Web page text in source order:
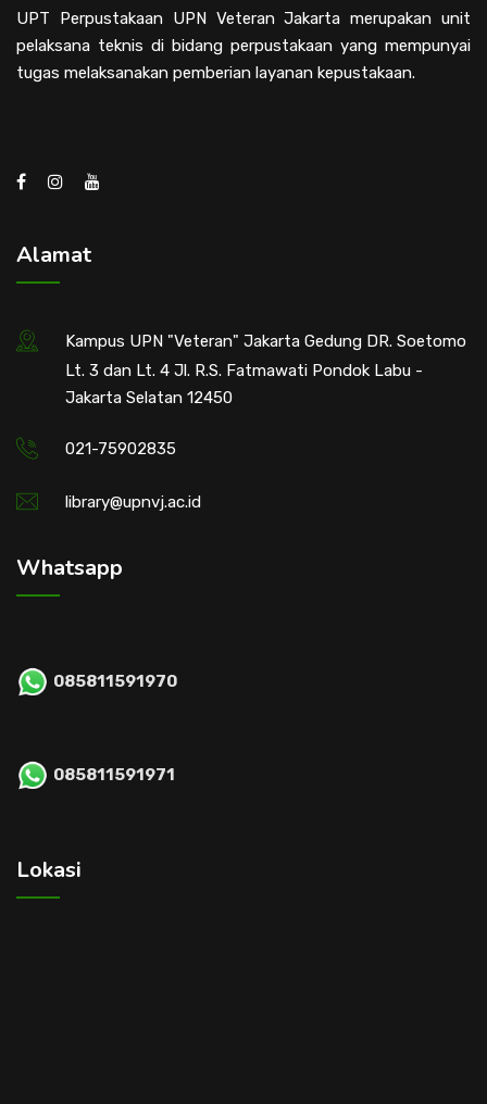
UPT Perpustakaan UPN Veteran Jakarta merupakan unit
pelaksana teknis di bidang perpustakaan yang mempunyai
tugas melaksanakan pemberian layanan kepustakaan.
Alamat
Kampus UPN "Veteran" Jakarta Gedung DR. Soetomo
Lt. 3 dan Lt. 4 Jl. R.S. Fatmawati Pondok Labu -
Jakarta Selatan 12450
021-75902835
library@upnvj.ac.id
Whatsapp
085811591970
085811591971
Lokasi